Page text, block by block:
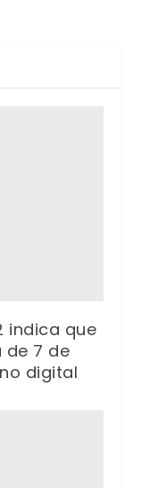
indica que
de 7 de
digital